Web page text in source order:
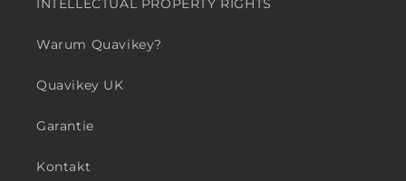
Warum Quavikey?
Quavikey UK
Garantie
Kontakt